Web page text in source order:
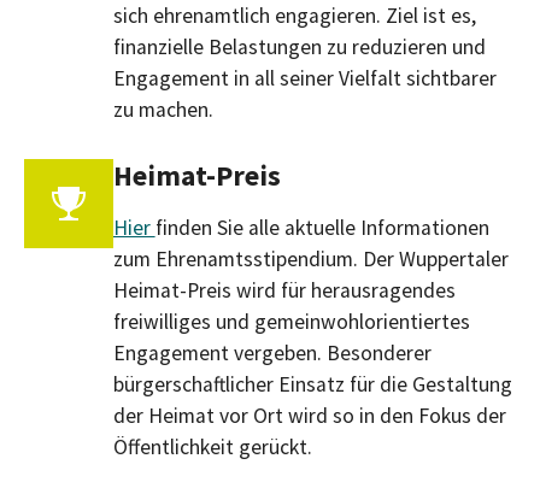
sich ehrenamtlich engagieren. Ziel ist es,
finanzielle Belastungen zu reduzieren und
Engagement in all seiner Vielfalt sichtbarer
zu machen.
Heimat-Preis
Hier finden Sie alle aktuelle Informationen
zum Ehrenamtsstipendium. Der Wuppertaler
Heimat-Preis wird für herausragendes
freiwilliges und gemeinwohlorientiertes
Engagement vergeben. Besonderer
bürgerschaftlicher Einsatz für die Gestaltung
der Heimat vor Ort wird so in den Fokus der
Öffentlichkeit gerückt.